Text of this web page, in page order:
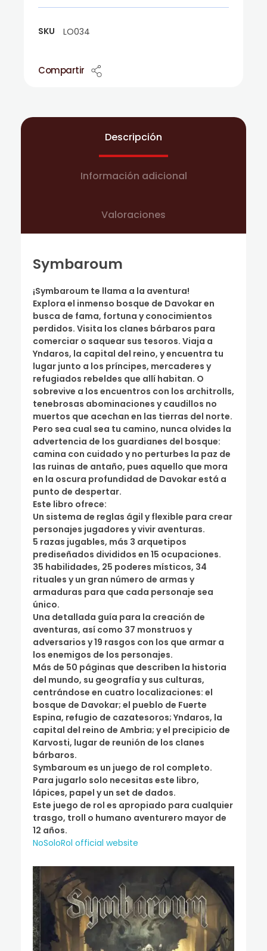
Compartir
SKU LO034
Descripción
Información adicional
Valoraciones
Symbaroum
¡Symbaroum te llama a la aventura!
Explora el inmenso bosque de Davokar en
busca de fama, fortuna y conocimientos
perdidos. Visita los clanes bárbaros para
comerciar o saquear sus tesoros. Viaja a
Yndaros, la capital del reino, y encuentra tu
lugar junto a los príncipes, mercaderes y
refugiados rebeldes que allí habitan. O
sobrevive a los encuentros con los architrolls,
tenebrosas abominaciones y caudillos no
muertos que acechan en las tierras del norte.
Pero sea cual sea tu camino, nunca olvides la
advertencia de los guardianes del bosque:
camina con cuidado y no perturbes la paz de
las ruinas de antaño, pues aquello que mora
en la oscura profundidad de Davokar está a
punto de despertar.
Este libro ofrece:
Un sistema de reglas ágil y flexible para crear
personajes jugadores y vivir aventuras.
5 razas jugables, más 3 arquetipos
prediseñados divididos en 15 ocupaciones.
35 habilidades, 25 poderes místicos, 34
rituales y un gran número de armas y
armaduras para que cada personaje sea
único.
Una detallada guía para la creación de
aventuras, así como 37 monstruos y
adversarios y 19 rasgos con los que armar a
los enemigos de los personajes.
Más de 50 páginas que describen la historia
del mundo, su geografía y sus culturas,
centrándose en cuatro localizaciones: el
bosque de Davokar; el pueblo de Fuerte
Espina, refugio de cazatesoros; Yndaros, la
capital del reino de Ambria; y el precipicio de
Karvosti, lugar de reunión de los clanes
bárbaros.
Symbaroum es un juego de rol completo.
Para jugarlo solo necesitas este libro,
lápices, papel y un set de dados.
Este juego de rol es apropiado para cualquier
trasgo, troll o humano aventurero mayor de
12 años.
NoSoloRol official website